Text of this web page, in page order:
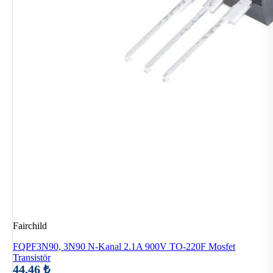
Fairchild
FQPF3N90, 3N90 N-Kanal 2.1A 900V TO-220F Mosfet
Transistör
44,46 ₺